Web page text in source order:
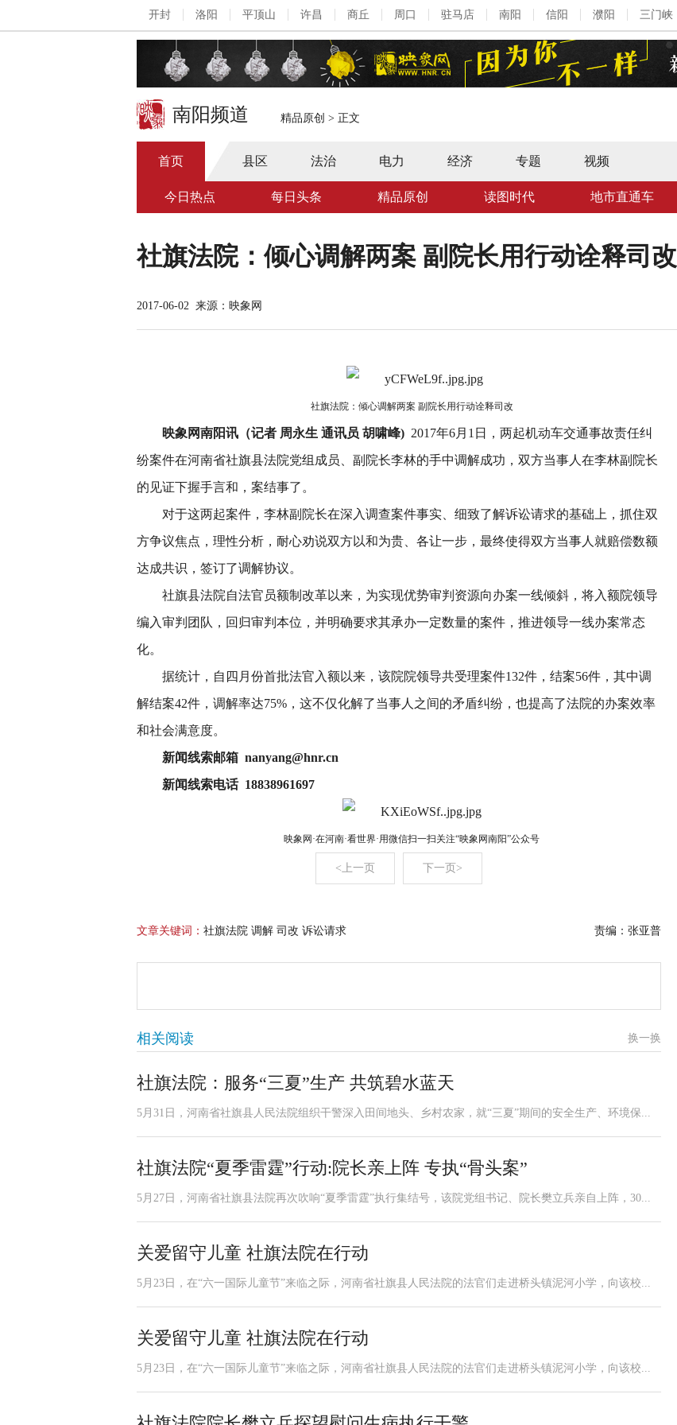
开封 洛阳 平顶山 许昌 商丘 周口 驻马店 南阳 信阳 濮阳 三门峡
南阳频道 精品原创 > 正文
首页 县区 法治 电力 经济 专题 视频
今日热点 每日头条 精品原创 读图时代 地市直通车
社旗法院：倾心调解两案 副院长用行动诠释司改
2017-06-02 来源：映象网
社旗法院：倾心调解两案 副院长用行动诠释司改
映象网南阳讯（记者 周永生 通讯员 胡啸峰) 2017年6月1日，两起机动车交通事故责任纠
纷案件在河南省社旗县法院党组成员、副院长李林的手中调解成功，双方当事人在李林副院长
的见证下握手言和，案结事了。
对于这两起案件，李林副院长在深入调查案件事实、细致了解诉讼请求的基础上，抓住双
方争议焦点，理性分析，耐心劝说双方以和为贵、各让一步，最终使得双方当事人就赔偿数额
达成共识，签订了调解协议。
社旗县法院自法官员额制改革以来，为实现优势审判资源向办案一线倾斜，将入额院领导
编入审判团队，回归审判本位，并明确要求其承办一定数量的案件，推进领导一线办案常态
化。
据统计，自四月份首批法官入额以来，该院院领导共受理案件132件，结案56件，其中调
解结案42件，调解率达75%，这不仅化解了当事人之间的矛盾纠纷，也提高了法院的办案效率
和社会满意度。
新闻线索邮箱 nanyang@hnr.cn
新闻线索电话 18838961697
映象网·在河南·看世界·用微信扫一扫关注“映象网南阳”公众号
<上一页 下一页>
文章关键词： 社旗法院 调解 司改 诉讼请求 责编：张亚普
相关阅读 换一换
社旗法院：服务“三夏”生产 共筑碧水蓝天
5月31日，河南省社旗县人民法院组织干警深入田间地头、乡村农家，就“三夏”期间的安全生产、环境保...
社旗法院“夏季雷霆”行动:院长亲上阵 专执“骨头案”
5月27日，河南省社旗县法院再次吹响“夏季雷霆”执行集结号，该院党组书记、院长樊立兵亲自上阵，30...
关爱留守儿童 社旗法院在行动
5月23日，在“六一国际儿童节”来临之际，河南省社旗县人民法院的法官们走进桥头镇泥河小学，向该校...
关爱留守儿童 社旗法院在行动
5月23日，在“六一国际儿童节”来临之际，河南省社旗县人民法院的法官们走进桥头镇泥河小学，向该校...